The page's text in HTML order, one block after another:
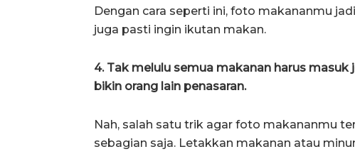
Dengan cara seperti ini, foto makananmu
juga pasti ingin ikutan makan.
4. Tak melulu semua makanan harus
bikin orang lain penasaran.
Nah, salah satu trik agar foto makananmu
sebagian saja. Letakkan makanan atau